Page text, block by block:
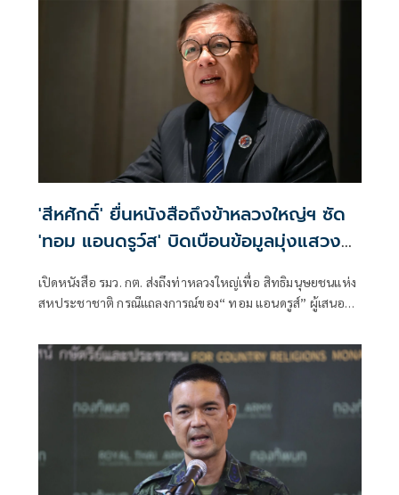
'สีหศักดิ์' ยื่นหนังสือถึงข้าหลวงใหญ่ฯ ซัด
'ทอม แอนดรูว์ส' บิดเบือนข้อมูลมุ่งแสวงหา
เปิดหนังสือ รมว. กต. ส่งถึงท่าหลวงใหญ่เพื่อ สิทธิมนุษยชนแห่ง
สหประชาชาติ กรณีแถลงการณ์ของ“ ทอม แอนดรูส์” ผู้เสนอ
พาดพิงไทยด้วยข้อมูลที่ไม่ตรงกับความเป็นจริง